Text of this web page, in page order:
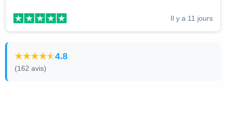
Il y a 11 jours
4.8
(162 avis)